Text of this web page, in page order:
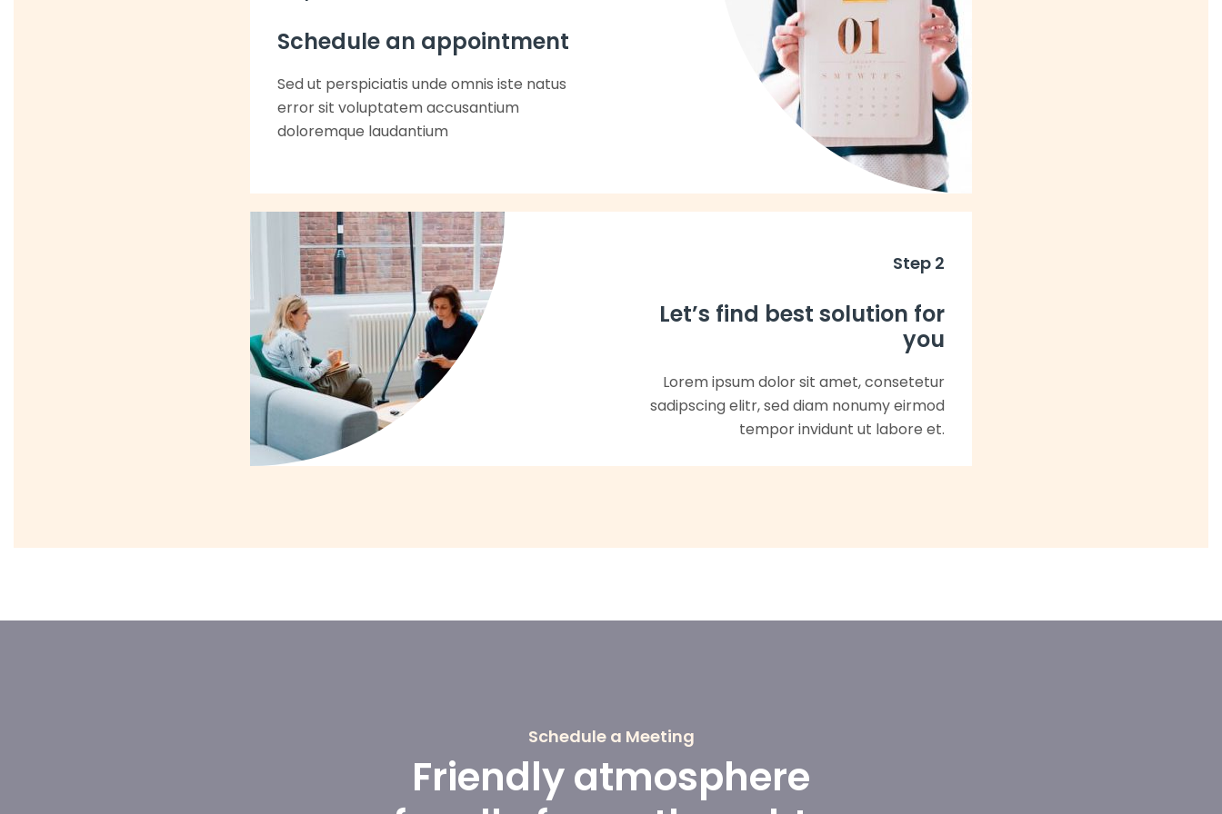
Schedule an appointment
Sed ut perspiciatis unde omnis iste natus
error sit voluptatem accusantium
doloremque laudantium
Step 2
Let’s find best solution for
you
Lorem ipsum dolor sit amet, consetetur
sadipscing elitr, sed diam nonumy eirmod
tempor invidunt ut labore et.
Schedule a Meeting
Friendly atmosphere